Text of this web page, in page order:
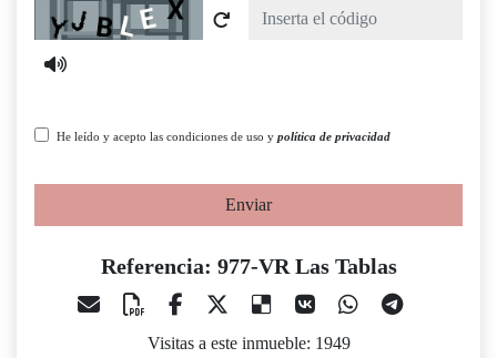
Captcha
He leído y acepto las condiciones de uso y política de privacidad
Enviar
Referencia: 977-VR Las Tablas
Visitas a este inmueble: 1949